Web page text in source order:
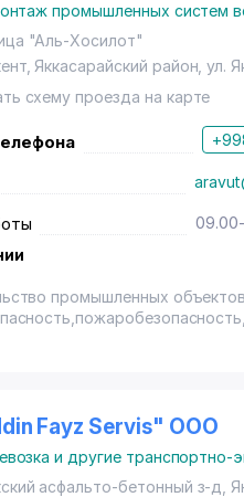
промышленных систем
"Аль-Хосилот"
, Яккасарайский район ,ул.
схему проезда на карте
промышленных объектов
дорожные работы
конструкции
лифтов любой
услуги
Fayz Servis" ООО
и другие транспортно-
асфальто-бетонный з-д,